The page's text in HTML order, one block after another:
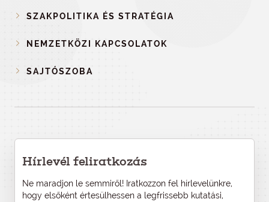
SZAKPOLITIKA ÉS STRATÉGIA
NEMZETKÖZI KAPCSOLATOK
SAJTÓSZOBA
Hírlevél feliratkozás
Ne maradjon le semmiről! Iratkozzon fel hírlevelünkre,
hogy elsőként értesülhessen a legfrissebb kutatási,